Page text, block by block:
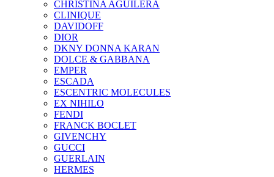
CHRISTINA AGUILERA
CLINIQUE
DAVIDOFF
DIOR
DKNY DONNA KARAN
DOLCE & GABBANA
EMPER
ESCADA
ESCENTRIC MOLECULES
EX NIHILO
FENDI
FRANCK BOCLET
GIVENCHY
GUCCI
GUERLAIN
HERMES